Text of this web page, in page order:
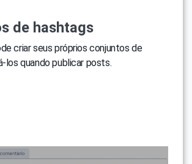
de hashtags
criar seus próprios conjuntos de
los quando publicar posts.